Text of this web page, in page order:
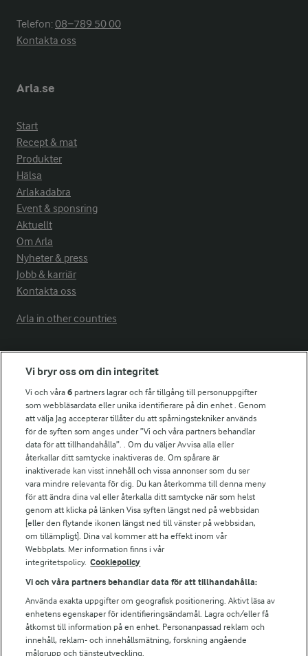
Telefon:08−789 50 00
Kontakta oss
Arla.se
Start
Recept & mat
Produkter
Hälsa
Arlakadabra
Event & sponsring
Aktuellt
Om Arla
Nyheter & press
Jobb & karriär
Kontakta oss
Arla in other countries
Fler Arlasajter
För ägare
Arlas kundportal
Arla.com
Falbygdens Ost
Arla webbshop
Bildbank
Följ oss
Vi bryr oss om din integritet
Vi och våra6 partners lagrar och får tillgång till personuppgifter
som webbläsardata eller unika identifierare på din enhet . Genom
att välja Jag accepterar tillåter du att spårningstekniker används
för de syften som anges under ”Vi och våra partners behandlar
data för att tillhandahålla”. . Om du väljer Avvisa alla eller
återkallar ditt samtycke inaktiveras de. Om spårare är
inaktiverade kan visst innehåll och vissa annonser som du ser
vara mindre relevanta för dig. Du kan återkomma till denna meny
för att ändra dina val eller återkalla ditt samtycke när som helst
genom att klicka på länken Visa syften längst ned på webbsidan
[eller den flytande ikonen längst ned till vänster på webbsidan,
om tillämpligt]. Dina val kommer att ha effekt inom vår
Webbplats. Mer information finns i vår
integritetspolicy. Cookiepolicy
Vi och våra partners behandlar data för att tillhandahålla:
Använda exakta uppgifter om geografisk positionering. Aktivt läsa av
enhetens egenskaper för identifieringsändamål. Lagra och/eller få
åtkomst till information på en enhet. Personanpassad reklam och
innehåll, reklam- och innehållsmätning, forskning angående
målgrupp och tjänsteutveckling.